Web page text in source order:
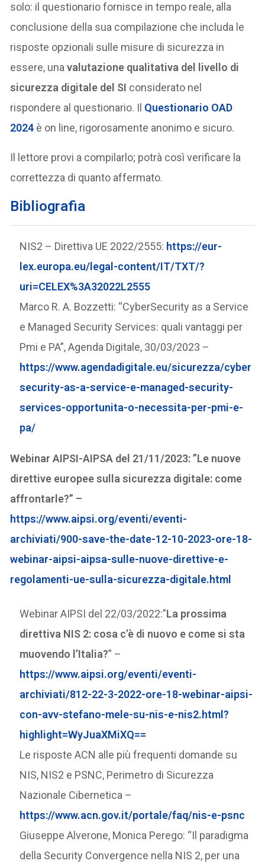
solo: il questionario fornisce in tempo reale, alla
conclusione della sua compilazione che includa le
risposte opzionali sulle misure di sicurezza in
essere, unavalutazione qualitativa del livello di
sicurezza digitale del SI considerato nel
rispondere al questionario. Il Questionario OAD
2024 è on line, rigorosamente anonimo e sicuro.
Il lettore provi a compilarlo; potrà così verificare la
correttezza di quanto affermato.
Bibliografia
NIS2 – Direttiva UE 2022/2555: https://eur-
lex.europa.eu/legal-content/IT/TXT/?
uri=CELEX%3A32022L2555
Marco R. A. Bozzetti: “CyberSecurity as a Service
e Managed Security Services: quali vantaggi per
Pmi e PA”, Agenda Digitale, 30/03/2023 –
https://www.agendadigitale.eu/sicurezza/cyber
security-as-a-service-e-managed-security-
services-opportunita-o-necessita-per-pmi-e-
pa/
Webinar AIPSI-AIPSA del 21/11/2023: ”Le nuove
direttive europee sulla sicurezza digitale: come
affrontarle?” –
https://www.aipsi.org/eventi/eventi-
archiviati/900-save-the-date-12-10-2023-ore-18-
webinar-aipsi-aipsa-sulle-nuove-direttive-e-
regolamenti-ue-sulla-sicurezza-digitale.html
Webinar AIPSI del 22/03/2022:”La prossima
direttiva NIS 2: cosa c’è di nuovo e come si sta
muovendo l’Italia?” –
https://www.aipsi.org/eventi/eventi-
archiviati/812-22-3-2022-ore-18-webinar-aipsi-
con-avv-stefano-mele-su-nis-e-nis2.html?
highlight=WyJuaXMiXQ==
Le risposte ACN alle più frequenti domande su
NIS, NIS2 e PSNC, Perimetro di Sicurezza
Nazionale Cibernetica –
https://www.acn.gov.it/portale/faq/nis-e-psnc
Giuseppe Alverone, Monica Perego: “Il paradigma
della Security Convergence nella NIS 2, per una